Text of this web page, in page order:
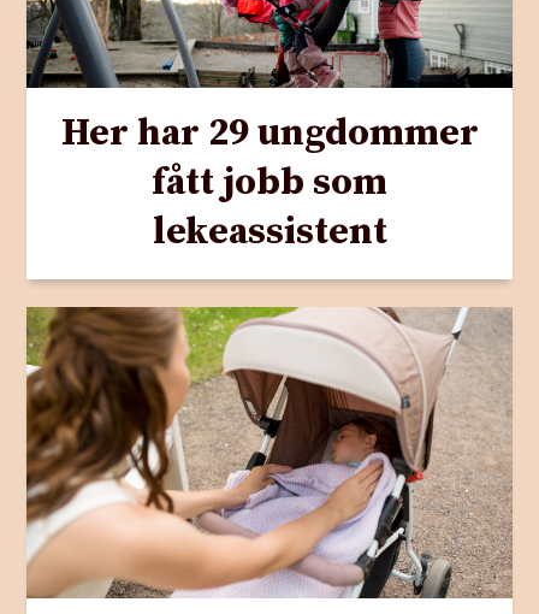
Her har 29 ungdommer
fått jobb som
lekeassistent